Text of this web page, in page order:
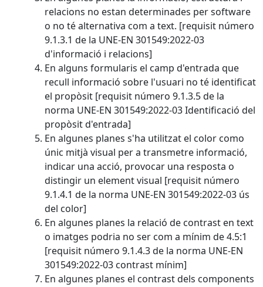
relacions no estan determinades per software
o no té alternativa com a text. [requisit número
9.1.3.1 de la UNE-EN 301549:2022-03
d'informació i relacions]
En alguns formularis el camp d'entrada que
recull informació sobre l'usuari no té identificat
el propòsit [requisit número 9.1.3.5 de la
norma UNE-EN 301549:2022-03 Identificació del
propòsit d'entrada]
En algunes planes s'ha utilitzat el color como
únic mitjà visual per a transmetre informació,
indicar una acció, provocar una resposta o
distingir un element visual [requisit número
9.1.4.1 de la norma UNE-EN 301549:2022-03 ús
del color]
En algunes planes la relació de contrast en text
o imatges podria no ser com a mínim de 4.5:1
[requisit número 9.1.4.3 de la norma UNE-EN
301549:2022-03 contrast mínim]
En algunes planes el contrast dels components